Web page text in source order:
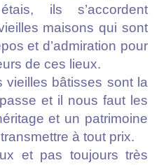
ils s’accordent
maisons qui sont
et d’admiration pour
de ces lieux.
vieilles bâtisses sont la
et il nous faut les
et un patrimoine
à tout prix.
et pas toujours très